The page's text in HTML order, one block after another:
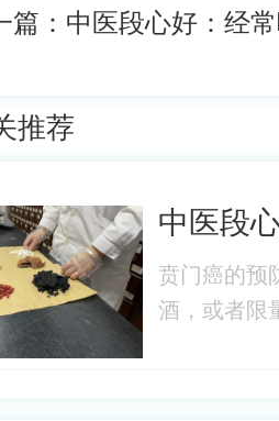
篇： 中医段心好：经
推荐
中医段
贲门癌的预
酒，或者限